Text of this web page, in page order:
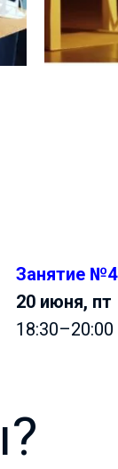
Занятие №4
20 июня, пт
18:30–20:00